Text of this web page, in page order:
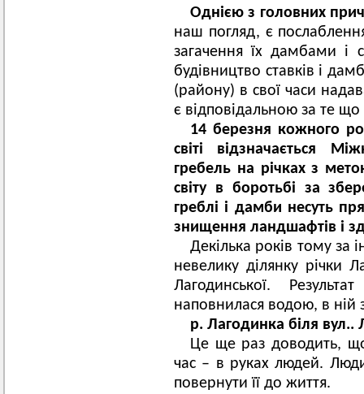
Однією з головних
наш погляд, є
загачення їх дамбами і
будівництво ставків і
(району) в свої часи
є відповідальною за те
14 березня кожного
світі відзначається
гребель на річках з
світу в боротьбі за
греблі і дамби несуть
знищення ландшафтів і
Декілька років тому за
невелику ділянку річки
Лагодинської.
наповнилася водою, в ній
р. Лагодинка біля вул..
Це ще раз доводить,
час – в руках людей.
повернути її до життя.